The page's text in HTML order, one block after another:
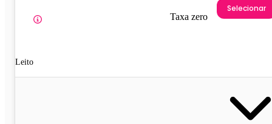
Leito
Taxa zero
Selecionar